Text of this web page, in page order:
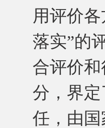
用评价
落实”的
合评价
分，界
任，由